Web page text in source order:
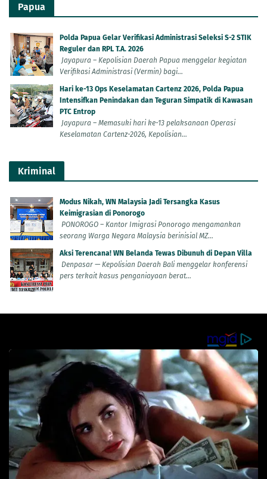
Papua
Polda Papua Gelar Verifikasi Administrasi Seleksi S-2 STIK
Reguler dan RPL T.A. 2026
Jayapura – Kepolisian Daerah Papua menggelar kegiatan
Verifikasi Administrasi (Vermin) bagi...
Hari ke-13 Ops Keselamatan Cartenz 2026, Polda Papua
Intensifkan Penindakan dan Teguran Simpatik di Kawasan
PTC Entrop
Jayapura – Memasuki hari ke-13 pelaksanaan Operasi
Keselamatan Cartenz-2026, Kepolisian...
Kriminal
Modus Nikah, WN Malaysia Jadi Tersangka Kasus
Keimigrasian di Ponorogo
PONOROGO – Kantor Imigrasi Ponorogo mengamankan
seorang Warga Negara Malaysia berinisial MZ...
Aksi Terencana! WN Belanda Tewas Dibunuh di Depan Villa
Denpasar — Kepolisian Daerah Bali menggelar konferensi
pers terkait kasus penganiayaan berat...